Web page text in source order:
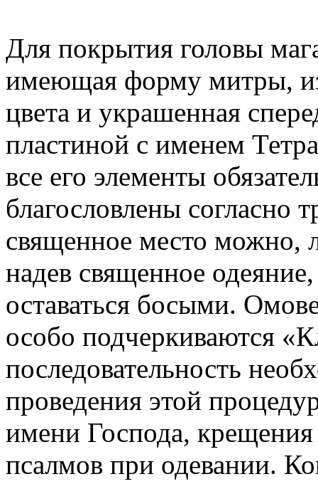
Для покрытия головы
имеющая форму митры,
цвета и украшенная
пластиной с именем
все его элементы
благословлены согласно
священное место можно,
надев священное
оставаться босыми.
особо подчеркиваются
последовательность
проведения этой
имени Господа,
псалмов при одевании.